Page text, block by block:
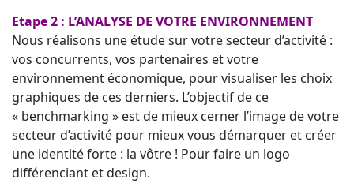
Etape 2 : L’ANALYSE DE VOTRE ENVIRONNEMENT
Nous réalisons une étude sur votre secteur d’activité :
vos concurrents, vos partenaires et votre
environnement économique, pour visualiser les choix
graphiques de ces derniers. L’objectif de ce
« benchmarking » est de mieux cerner l’image de votre
secteur d’activité pour mieux vous démarquer et créer
une identité forte : la vôtre ! Pour faire un logo
différenciant et design.